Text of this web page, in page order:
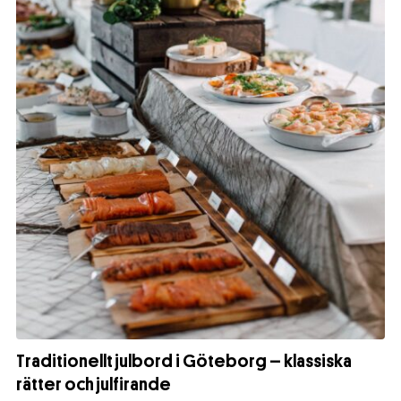
Traditionellt julbord i Göteborg – klassiska
rätter och julfirande